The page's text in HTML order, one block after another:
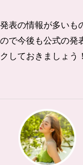
表の情報が多いも
で今後も公式の発
しておきましょう！